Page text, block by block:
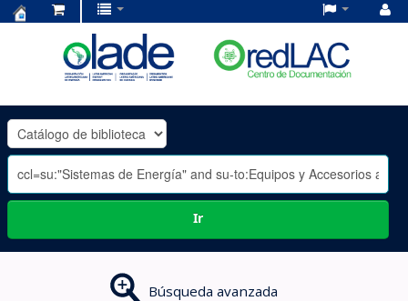
OLADE
-
Ir
Búsqueda avanzada